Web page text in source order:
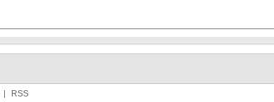
RSS